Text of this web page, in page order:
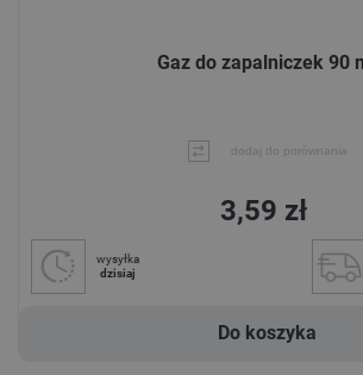
Gaz do zapalniczek 90
dodaj do porównania
3,59 zł
wysyłka
dzisiaj
Do koszyka